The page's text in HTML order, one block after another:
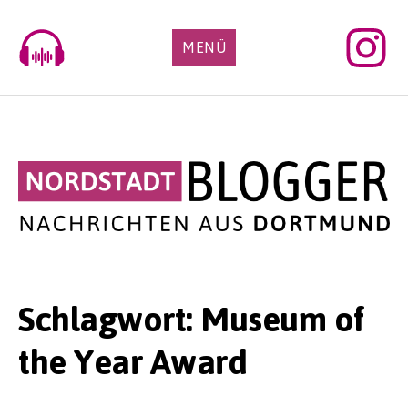
content
MENÜ
Schlagwort: Museum of
the Year Award